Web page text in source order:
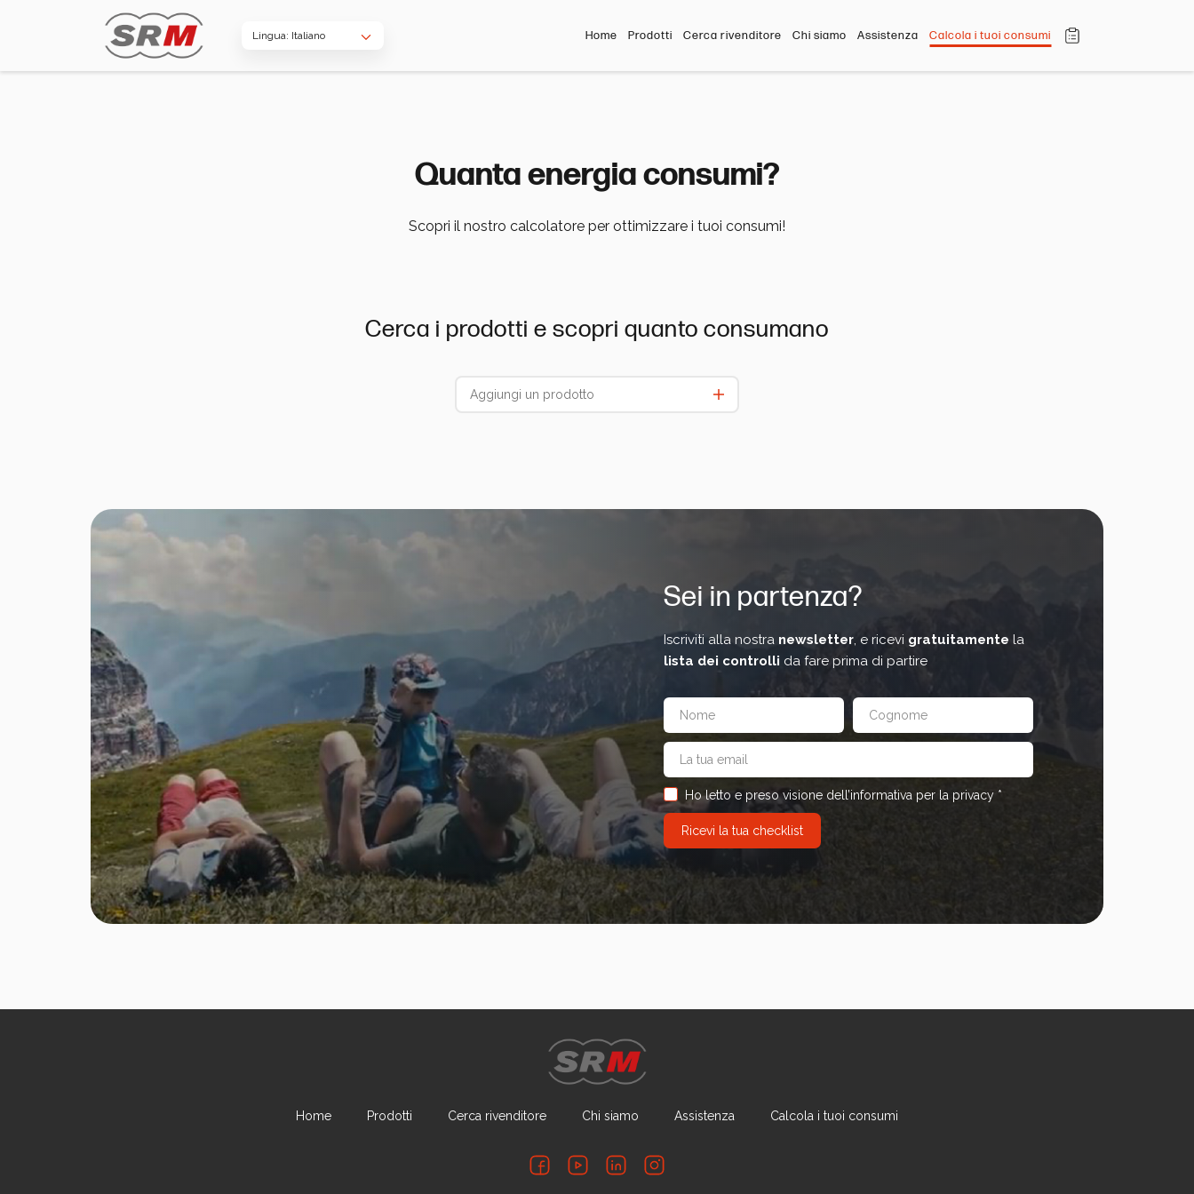
Lingua: Italiano Home Prodotti Cerca rivenditore Chi siamo Assistenza Calcola i tuoi consumi
Quanta energia consumi?
Scopri il nostro calcolatore per ottimizzare i tuoi consumi!
Cerca i prodotti e scopri quanto consumano
Sei in partenza?
Iscriviti alla nostra newsletter, e ricevi gratuitamente la
lista dei controlli da fare prima di partire
Ho letto e preso visione dell’informativa per la privacy *
Home Prodotti Cerca rivenditore Chi siamo Assistenza Calcola i tuoi consumi